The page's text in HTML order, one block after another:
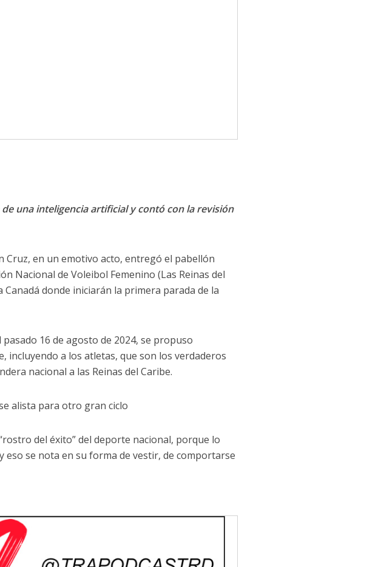
una inteligencia artificial y contó con la revisión
Cruz, en un emotivo acto, entregó el pabellón
Nacional de Voleibol Femenino (Las Reinas del
donde iniciarán la primera parada de la
16 de agosto de 2024, se propuso
incluyendo a los atletas, que son los verdaderos
nacional a las Reinas del Caribe.
alista para otro gran ciclo
del éxito” del deporte nacional, porque lo
eso se nota en su forma de vestir, de comportarse